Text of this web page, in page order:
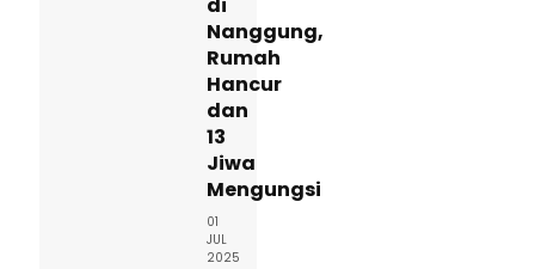
Nanggung,
Rumah
Hancur
dan
13
Jiwa
Mengungsi
01
JUL
2025